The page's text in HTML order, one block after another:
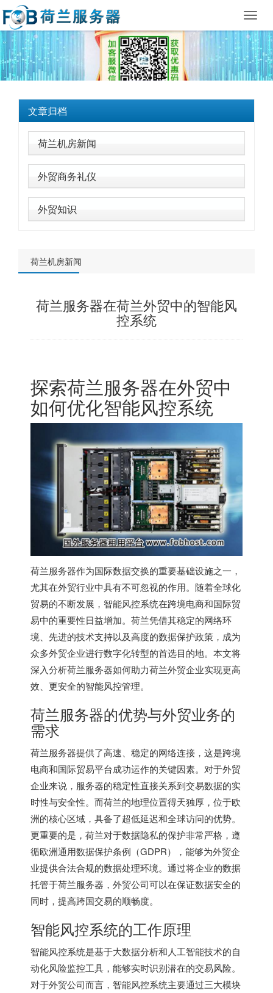
文章归档
荷兰机房新闻
外贸商务礼仪
外贸知识
荷兰机房新闻
荷兰服务器在荷兰外贸中的智能风
控系统
探索荷兰服务器在外贸中
如何优化智能风控系统
荷兰服务器作为国际数据交换的重要基础设施之一，
尤其在外贸行业中具有不可忽视的作用。随着全球化
贸易的不断发展，智能风控系统在跨境电商和国际贸
易中的重要性日益增加。荷兰凭借其稳定的网络环
境、先进的技术支持以及高度的数据保护政策，成为
众多外贸企业进行数字化转型的首选目的地。本文将
深入分析荷兰服务器如何助力荷兰外贸企业实现更高
效、更安全的智能风控管理。
荷兰服务器的优势与外贸业务的
需求
荷兰服务器提供了高速、稳定的网络连接，这是跨境
电商和国际贸易平台成功运作的关键因素。对于外贸
企业来说，服务器的稳定性直接关系到交易数据的实
时性与安全性。而荷兰的地理位置得天独厚，位于欧
洲的核心区域，具备了超低延迟和全球访问的优势。
更重要的是，荷兰对于数据隐私的保护非常严格，遵
循欧洲通用数据保护条例（GDPR），能够为外贸企
业提供合法合规的数据处理环境。通过将企业的数据
托管于荷兰服务器，外贸公司可以在保证数据安全的
同时，提高跨国交易的顺畅度。
智能风控系统的工作原理
智能风控系统是基于大数据分析和人工智能技术的自
动化风险监控工具，能够实时识别潜在的交易风险。
对于外贸公司而言，智能风控系统主要通过三大模块